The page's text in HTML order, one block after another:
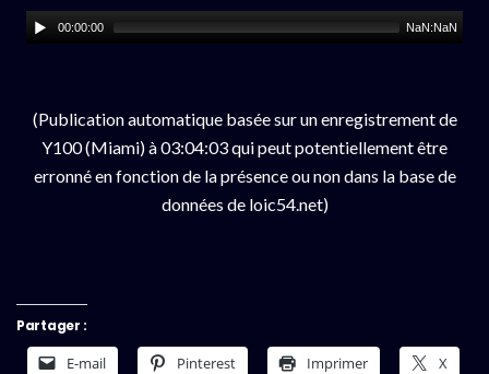
00:00:00 NaN:NaN
(Publication automatique basée sur un enregistrement de
Y100 (Miami) à 03:04:03 qui peut potentiellement être
erronné en fonction de la présence ou non dans la base de
données de loic54.net)
Partager :
E-mail Pinterest Imprimer X